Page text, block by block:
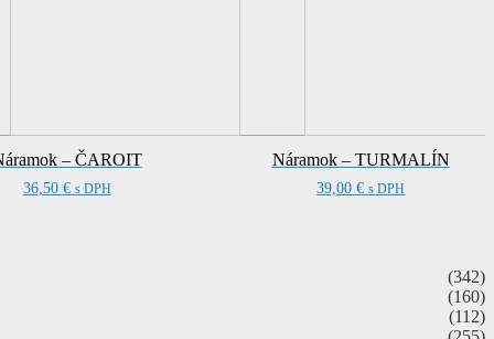
– ČAROIT
36,50 € s DPH
Náramok – TURMALÍN
39,00€ s DPH
(342)
(160)
(112)